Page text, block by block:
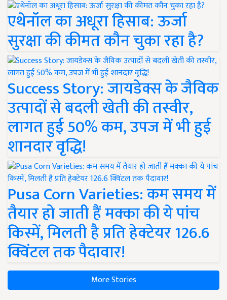
एथेनॉल का अधूरा हिसाब: ऊर्जा
सुरक्षा की कीमत कौन चुका रहा है?
Success Story: जायडेक्स के जैविक
उत्पादों से बदली खेती की तस्वीर,
लागत हुई 50% कम, उपज में भी हुई
शानदार वृद्धि!
Pusa Corn Varieties: कम समय में
तैयार हो जाती हैं मक्का की ये पांच
किस्में, मिलती है प्रति हेक्टेयर 126.6
क्विंटल तक पैदावार!
More Stories